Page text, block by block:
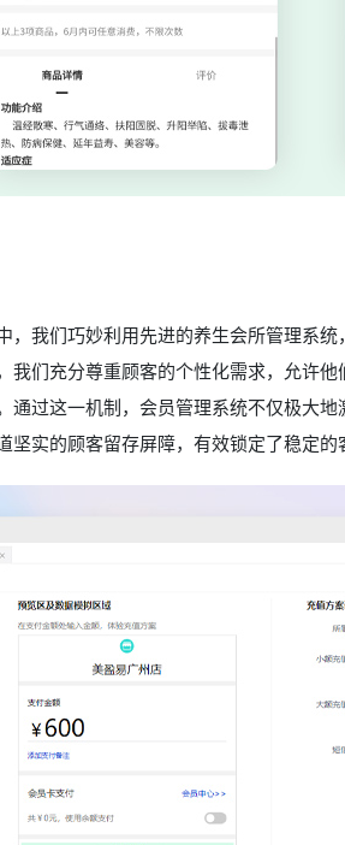
，我们巧妙利用先进的养生会所管理系
我们充分尊重顾客的个性化需求，允许
通过这一机制，会员管理系统不仅极大
坚实的顾客留存屏障，有效锁定了稳定的